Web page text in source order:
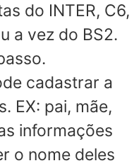
do INTER, C6,
a vez do BS2.
cadastrar a
EX: pai, mãe,
informações
o nome deles